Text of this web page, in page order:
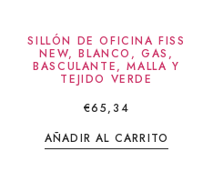
SILLÓN DE OFICINA FISS
NEW, BLANCO, GAS,
BASCULANTE, MALLA Y
TEJIDO VERDE
€65,34
AÑADIR AL CARRITO